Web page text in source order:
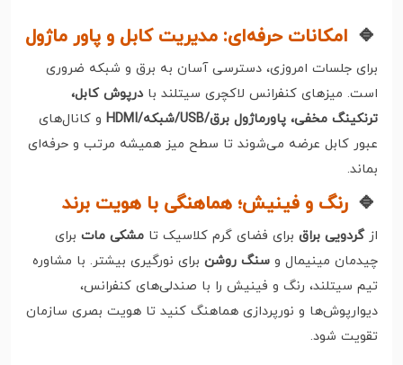
🔹 امکانات حرفه‌ای: مدیریت کابل و پاور ماژول
برای جلسات امروزی، دسترسی آسان به برق و شبکه ضروری
است. میزهای کنفرانس لاکچری سیتلند بادرپوش کابل،
ترنکینگ مخفی، پاورماژول برق/USB/شبکه/HDMI
و کانال‌های
عبور کابل عرضه می‌شوند تا سطح میز همیشه مرتب و حرفه‌ای
بماند.
🔹 رنگ و فینیش؛ هماهنگی با هویت برند
ازگردویی براق برای فضای گرم کلاسیک تا مشکی مات برای
چیدمان مینیمال و سنگ روشن برای نورگیری بیشتر. با مشاوره
تیم سیتلند، رنگ و فینیش را با صندلی‌های کنفرانس،
دیوارپوش‌ها و نورپردازی هماهنگ کنید تا هویت بصری سازمان
تقویت شود.